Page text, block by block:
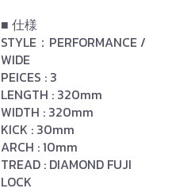
■ 仕様
STYLE：PERFORMANCE /
WIDE
PEICES : 3
LENGTH : 320mm
WIDTH : 320mm
KICK : 30mm
ARCH : 10mm
TREAD : DIAMOND FUJI
LOCK